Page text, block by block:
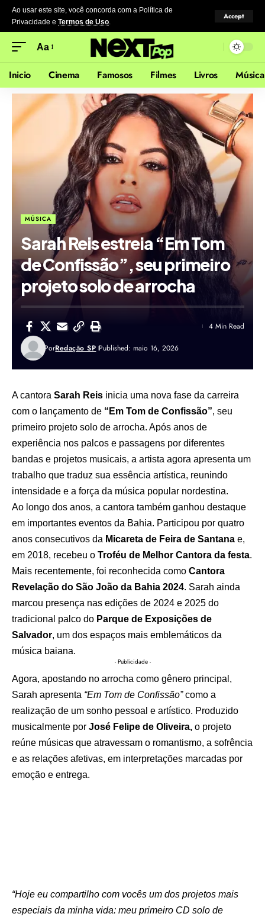
Ao usar este site, você concorda com a Política de
Privacidade e Termos de Uso.
Accept
Aa
Inicio Cinema Famosos Filmes Livros Música
MÚSICA
Sarah Reis estreia “Em Tom
de Confissão”, seu primeiro
projeto solo de arrocha
PorRedação SP Published: maio 16, 2026
4 Min Read
A cantora Sarah Reis inicia uma nova fase da carreira
com o lançamento de “Em Tom de Confissão”, seu
primeiro projeto solo de arrocha. Após anos de
experiência nos palcos e passagens por diferentes
bandas e projetos musicais, a artista agora apresenta um
trabalho que traduz sua essência artística, reunindo
intensidade e a força da música popular nordestina.
Ao longo dos anos, a cantora também ganhou destaque
em importantes eventos da Bahia. Participou por quatro
anos consecutivos da Micareta de Feira de Santana e,
em 2018, recebeu o Troféu de Melhor Cantora da festa.
Mais recentemente, foi reconhecida como Cantora
Revelação do São João da Bahia 2024. Sarah ainda
marcou presença nas edições de 2024 e 2025 do
tradicional palco do Parque de Exposições de
Salvador, um dos espaços mais emblemáticos da
música baiana.
- Publicidade -
Agora, apostando no arrocha como gênero principal,
Sarah apresenta “Em Tom de Confissão”como a
realização de um sonho pessoal e artístico. Produzido
musicalmente por José Felipe de Oliveira, o projeto
reúne músicas que atravessam o romantismo, a sofrência
e as relações afetivas, em interpretações marcadas por
emoção e entrega.
“Hoje eu compartilho com vocês um dos projetos mais
especiais da minha vida: meu primeiro CD solo de